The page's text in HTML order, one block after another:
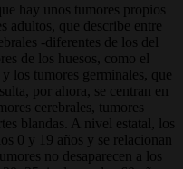
hay unos tumores propios
adultos, que describe entre
-diferentes de los del
de los huesos, como el
los tumores germinales, que
por ahora, se centran en
cerebrales, tumores
blandas. A nivel estatal, los
0 y 19 años y se relacionan
no desaparecen a los